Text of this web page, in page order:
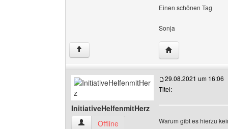
Einen schönen Tag
Sonja
↑ Website dieses
InitiativeHelfenmitHerz
InitiativeHelfenmitHerz Benutzer-Profile
Offline
29.08.2021 um 16:06
Titel:
Warum gibt es hierzu